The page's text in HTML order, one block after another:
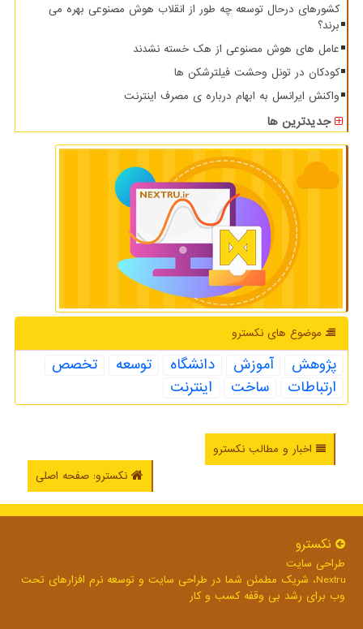
کشورهای درحال توسعه چه طور از انقلاب هوش مصنوعی بهره می
برند؟
عامل های هوش مصنوعی از هک خسته نشدند
کودکان در تونل وحشت فیلترشکن ها
واکنش ایرانسل به ابهام درباره ی مصرف اینترنت
جدیدترین ها
موضوع های نكسترو
پژوهش آموزش دانشگاه توسعه
تخصص
ارتباطات
ساخت اینترنت
اخبار و مطالب نکسترو
نکسترو: صفحه اصلی
نكسترو
طراحی سایت
Nextru، شریک مطمئن شما در طراحی سایت و توسعه نرم افزارهای تحت
وب برای رشد بی وقفه کسب و کار